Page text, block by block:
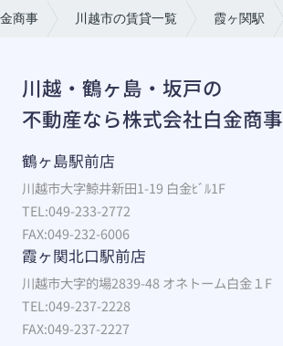
商事 川越市の賃貸一覧 霞ヶ関駅
川越・鶴ヶ島・坂戸の
不動産なら株式会社白金商事
鶴ヶ島駅前店
川越市大字鯨井新田1-19 白金ﾋﾞﾙ1F
TEL:049-233-2772
FAX:049-232-6006
霞ヶ関北口駅前店
川越市大字的場2839-48 オネトーム白金１F
TEL:049-237-2228
FAX:049-237-2227